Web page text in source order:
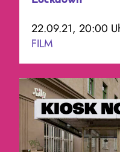
22.09.21, 20:00
FILM